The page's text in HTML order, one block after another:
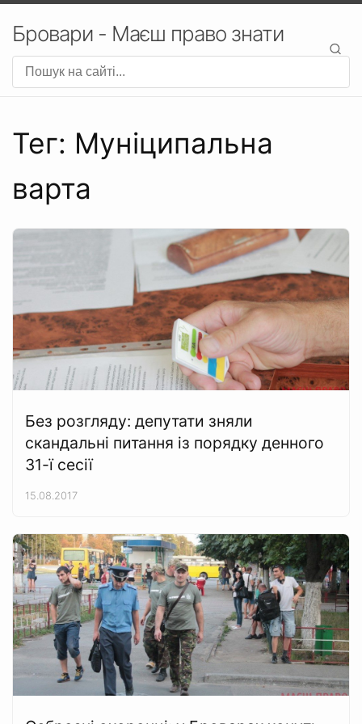
Бровари - Маєш право знати
Тег: Муніципальна
варта
Без розгляду: депутати зняли
скандальні питання із порядку денного
31-ї сесії
15.08.2017